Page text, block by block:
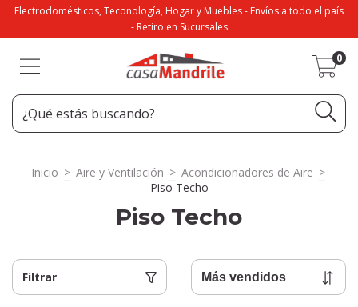
Electrodomésticos, Teconología, Hogar y Muebles - Envíos a todo el país
- Retiro en Sucursales
0
Inicio > Aire y Ventilación > Acondicionadores de Aire >
Piso Techo
Piso Techo
Filtrar